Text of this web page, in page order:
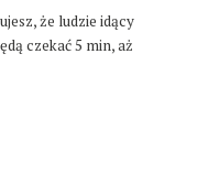
że ludzie idący
czekać 5 min, aż